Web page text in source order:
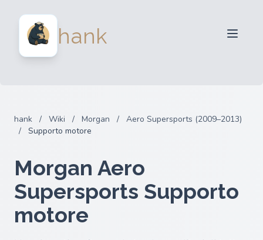
hankPer acquirenti
hank / Wiki / Morgan /
Aero Supersports (2009–2013)
/
Supporto motore
Morgan Aero
Supersports Supporto
motore